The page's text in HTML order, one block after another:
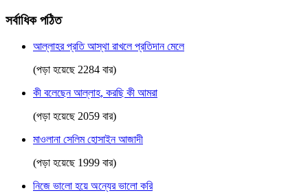
সর্বাধিক পঠিত
আল্লাহর প্রতি আস্থা রাখলে প্রতিদান মেলে
(পড়া হয়েছে 2284 বার)
কী বলেছেন আল্লাহ, করছি কী আমরা
(পড়া হয়েছে 2059 বার)
মাওলানা সেলিম হোসাইন আজাদী
(পড়া হয়েছে 1999 বার)
নিজে ভালো হয়ে অন্যের ভালো করি